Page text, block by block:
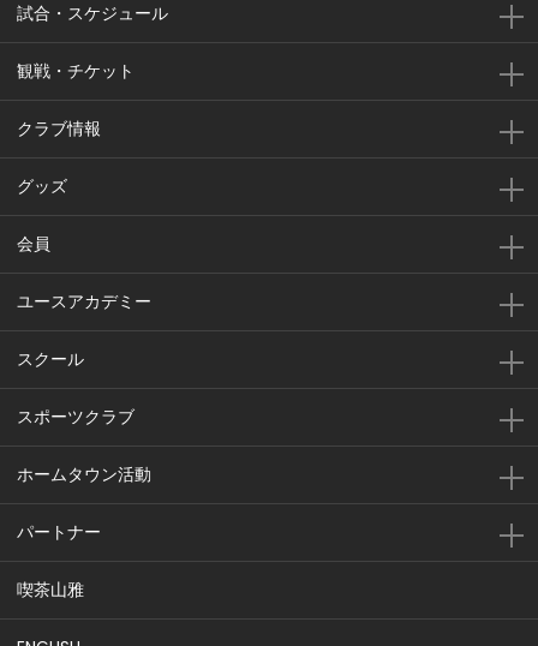
試合・スケジュール
観戦・チケット
クラブ情報
グッズ
会員
ユースアカデミー
スクール
スポーツクラブ
ホームタウン活動
パートナー
喫茶山雅